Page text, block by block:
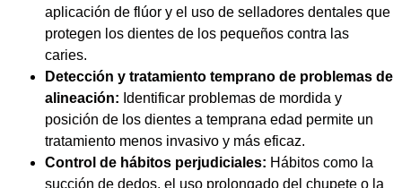
aplicación de flúor y el uso de selladores dentales que
protegen los dientes de los pequeños contra las
caries.
Detección y tratamiento temprano de problemas de
alineación: Identificar problemas de mordida y
posición de los dientes a temprana edad permite un
tratamiento menos invasivo y más eficaz.
Control de hábitos perjudiciales: Hábitos como la
succión de dedos, el uso prolongado del chupete o la